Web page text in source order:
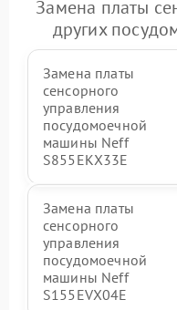
Замена платы
других
Замена платы
сенсорного
управления
посудомоечной
машины Neff
S855EKX33E
Замена платы
сенсорного
управления
посудомоечной
машины Neff
S155EVX04E